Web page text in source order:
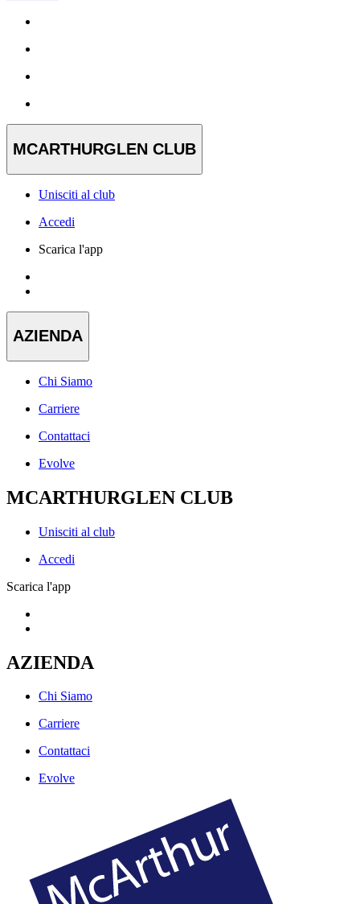
MCARTHURGLEN CLUB
Unisciti al club
Accedi
Scarica l'app
AZIENDA
Chi Siamo
Carriere
Contattaci
Evolve
MCARTHURGLEN CLUB
Unisciti al club
Accedi
Scarica l'app
AZIENDA
Chi Siamo
Carriere
Contattaci
Evolve